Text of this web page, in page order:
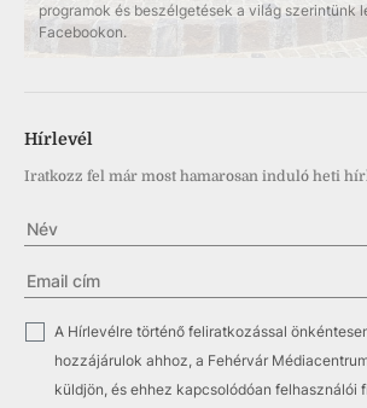
programok és beszélgetések a világ szerintünk
Facebookon.
Hírlevél
Iratkozz fel már most hamarosan induló heti
A Hírlevélre történő feliratkozással
hozzájárulok ahhoz, a Fehérvár
küldjön, és ehhez kapcsolódóan felhasználói